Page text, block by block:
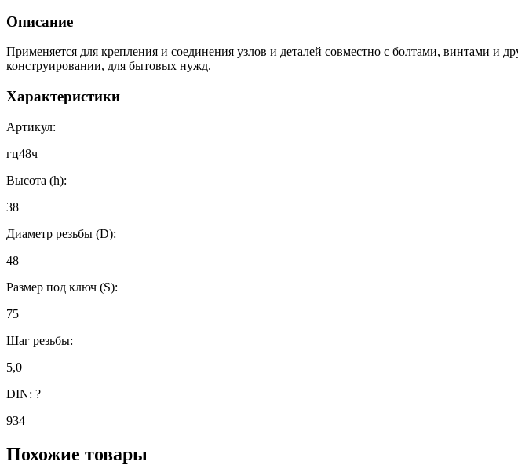
Описание
Применяется для крепления и соединения узлов и деталей совместно с болтами, винтами
конструировании, для бытовых нужд.
Характеристики
Артикул:
гц48ч
Высота (h):
38
Диаметр резьбы (D):
48
Размер под ключ (S):
75
Шаг резьбы:
5,0
DIN: ?
934
Похожие товары